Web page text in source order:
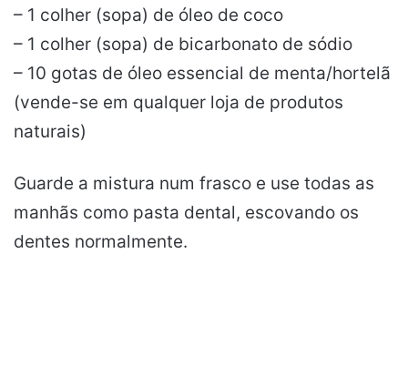
– 1 colher (sopa) de óleo de coco
– 1 colher (sopa) de bicarbonato de sódio
– 10 gotas de óleo essencial de menta/hortelã
(vende-se em qualquer loja de produtos
naturais)
Guarde a mistura num frasco e use todas as
manhãs como pasta dental, escovando os
dentes normalmente.